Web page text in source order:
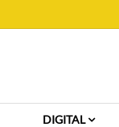
DIGITAL